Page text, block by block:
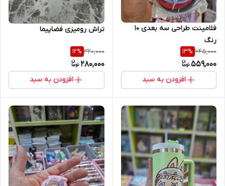
فلامینت طراحی سه بعدی 10
رنگ
645,000
13%
559,000
افزودن به سبد
تراش رومیزی فضاپیما
320,000
12%
280,000
افزودن به سبد